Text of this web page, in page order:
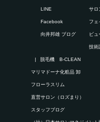
LINE
Facebook
向井邦雄 ブログ
サロ
フ
ビ
技術
脱毛機 B-CLEAN
マリマドーナ化粧品 卸
フローラスリム
直営サロン（ロズまり）
スタッフブログ